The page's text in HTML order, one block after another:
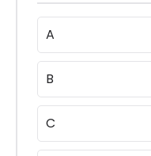
A
B
C